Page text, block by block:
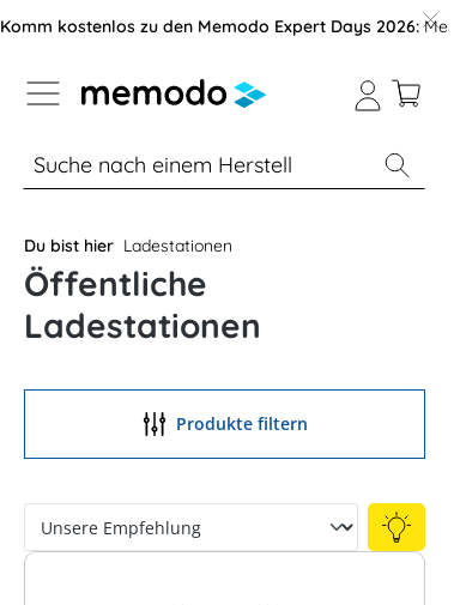
der B2B-Plattform springen
Komm kostenlos zu den Memodo Expert Days 2026:
% Sale Module Wechselrichter
Du bist hier Ladestationen
Öffentliche
Ladestationen
Produkte filtern